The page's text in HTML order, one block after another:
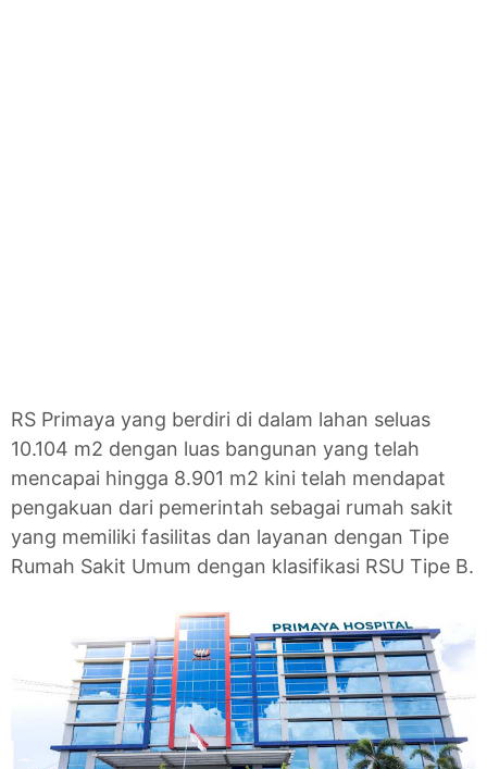
RS Primaya yang berdiri di dalam lahan seluas
10.104 m2 dengan luas bangunan yang telah
mencapai hingga 8.901 m2 kini telah mendapat
pengakuan dari pemerintah sebagai rumah sakit
yang memiliki fasilitas dan layanan dengan Tipe
Rumah Sakit Umum dengan klasifikasi RSU Tipe B.